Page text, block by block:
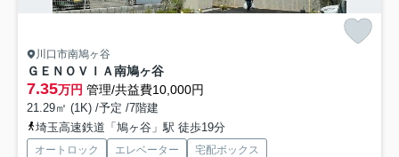
川口市南鳩ヶ谷
ＧＥＮＯＶＩＡ南鳩ヶ谷
7.35万円 管理/共益費10,000円
21.29㎡ (1K) /予定 /7階建
埼玉高速鉄道「鳩ヶ谷」駅 徒歩19分
オートロック エレベーター
宅配ボックス